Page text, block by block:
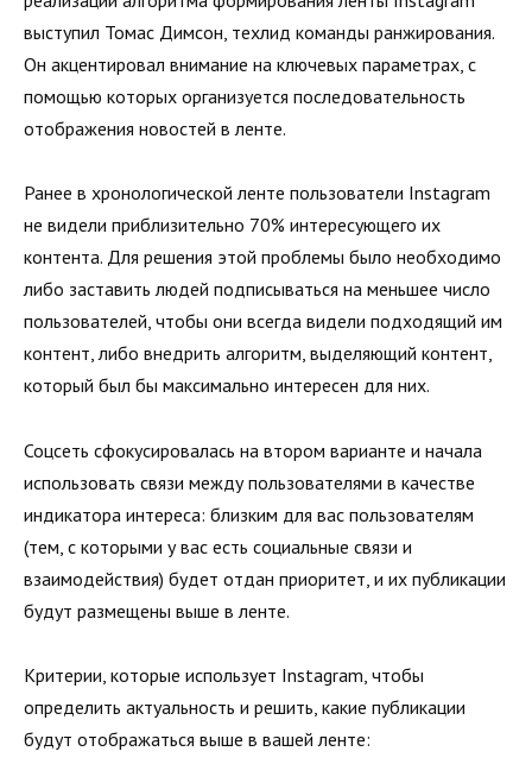
выступил Томас Димсон, техлид команды ранжирования.
Он акцентировал внимание на ключевых параметрах, с
помощью которых организуется последовательность
отображения новостей в ленте.
Ранее в хронологической ленте пользователи Instagram
не видели приблизительно 70% интересующего их
контента. Для решения этой проблемы было необходимо
либо заставить людей подписываться на меньшее число
пользователей, чтобы они всегда видели подходящий им
контент, либо внедрить алгоритм, выделяющий контент,
который был бы максимально интересен для них.
Соцсеть сфокусировалась на втором варианте и начала
использовать связи между пользователями в качестве
индикатора интереса: близким для вас пользователям
(тем, с которыми у вас есть социальные связи и
взаимодействия) будет отдан приоритет, и их публикации
будут размещены выше в ленте.
Критерии, которые использует Instagram, чтобы
определить актуальность и решить, какие публикации
будут отображаться выше в вашей ленте: